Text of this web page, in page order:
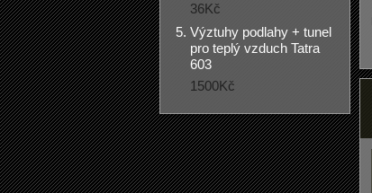
36Kč
Výztuhy podlahy + tunel
pro teplý vzduch Tatra
603
1500Kč